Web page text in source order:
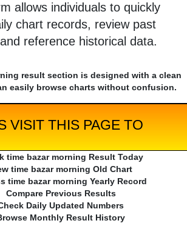
allows individuals to quickly
chart records, review past
reference historical data.
result section is designed with a clean
easily browse charts without confusion.
VISIT THIS PAGE TO
time bazar morning Result Today
time bazar morning Old Chart
time bazar morning Yearly Record
Compare Previous Results
Daily Updated Numbers
Monthly Result History